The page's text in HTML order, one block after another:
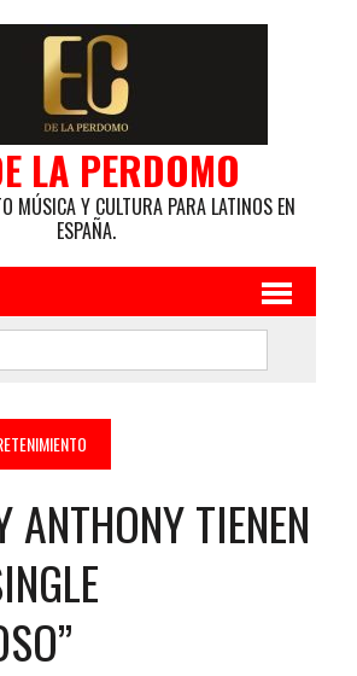
LA PERDOMO
MÚSICA Y CULTURA PARA LATINOS EN
ESPAÑA.
ANTHONY TIENEN